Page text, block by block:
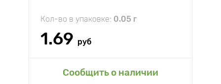
Кол-во в упаковке: 0.05 г
1.69 руб
Сообщить о наличии